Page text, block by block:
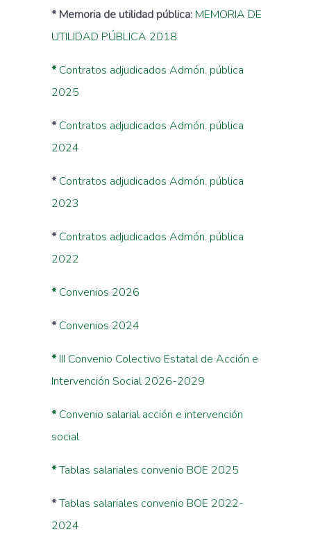
* Memoria de utilidad pública: MEMORIA DE
UTILIDAD PÚBLICA 2018
*Contratos adjudicados Admón. pública
2025
*Contratos adjudicados Admón. pública
2024
*Contratos adjudicados Admón. pública
2023
*Contratos adjudicados Admón. pública
2022
*Convenios 2026
*Convenios 2024
*III Convenio Colectivo Estatal de Acción e
Intervención Social 2026-2029
*Convenio salarial acción e intervención
social
*Tablas salariales convenio BOE 2025
*Tablas salariales convenio BOE 2022-
2024